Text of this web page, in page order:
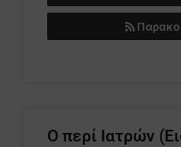
Ο περί Ιατρών